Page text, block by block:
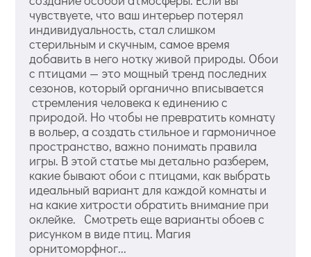
чувствуете, что ваш интерьер потерял
индивидуальность, стал слишком
стерильным и скучным, самое время
добавить в него нотку живой природы. Обои
с птицами — это мощный тренд последних
сезонов, который органично вписывается
стремления человека к единению с
природой. Но чтобы не превратить комнату
в вольер, а создать стильное и гармоничное
пространство, важно понимать правила
игры. В этой статье мы детально разберем,
какие бывают обои с птицами, как выбрать
идеальный вариант для каждой комнаты и
на какие хитрости обратить внимание при
оклейке. Смотреть еще варианты обоев с
рисунком в виде птиц. Магия
орнитоморфног...